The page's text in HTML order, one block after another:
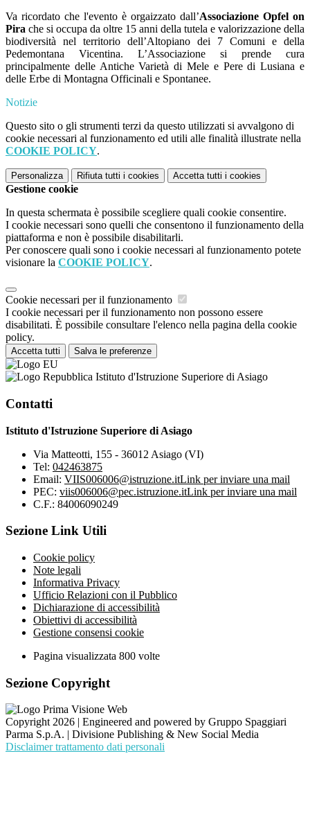
Va ricordato che l'evento è orgaizzato dall’Associazione Opfel on
Pira che si occupa da oltre 15 anni della tutela e valorizzazione della
biodiversità nel territorio dell’Altopiano dei 7 Comuni e della
Pedemontana Vicentina. L’Associazione si prende cura
principalmente delle Antiche Varietà di Mele e Pere di Lusiana e
delle Erbe di Montagna Officinali e Spontanee.
Notizie
Questo sito o gli strumenti terzi da questo utilizzati si avvalgono di
cookie necessari al funzionamento ed utili alle finalità illustrate nella
COOKIE POLICY.
Personalizza Rifiuta tutti i cookies Accetta tutti i cookies
Gestione cookie
In questa schermata è possibile scegliere quali cookie consentire.
I cookie necessari sono quelli che consentono il funzionamento della
piattaforma e non è possibile disabilitarli.
Per conoscere quali sono i cookie necessari al funzionamento potete
visionare la COOKIE POLICY.
Cookie necessari per il funzionamento
I cookie necessari per il funzionamento non possono essere
disabilitati. È possibile consultare l'elenco nella pagina della cookie
policy.
Accetta tutti Salva le preferenze
Istituto d'Istruzione Superiore di Asiago
Contatti
Istituto d'Istruzione Superiore di Asiago
Via Matteotti, 155 - 36012 Asiago (VI)
Tel: 042463875
Email: VIIS006006@istruzione.itLink per inviare una mail
PEC: viis006006@pec.istruzione.itLink per inviare una mail
C.F.: 84006090249
Sezione Link Utili
Cookie policy
Note legali
Informativa Privacy
Ufficio Relazioni con il Pubblico
Dichiarazione di accessibilità
Obiettivi di accessibilità
Gestione consensi cookie
Pagina visualizzata 800 volte
Sezione Copyright
Copyright 2026 | Engineered and powered by Gruppo Spaggiari
Parma S.p.A. | Divisione Publishing & New Social Media
Disclaimer trattamento dati personali